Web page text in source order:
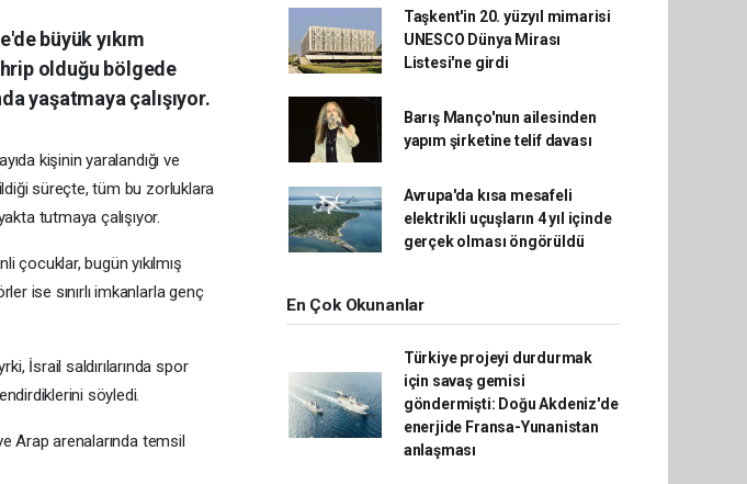
büyük yıkım
olduğu bölgede
yaşatmaya çalışıyor.
kişinin yaralandığı ve
süreçte, tüm bu zorluklara
tutmaya çalışıyor.
çocuklar, bugün yıkılmış
ise sınırlı imkanlarla genç
İsrail saldırılarında spor
söyledi.
Arap arenalarında temsil
Taşkent'in 20. yüzyıl mimarisi
UNESCO Dünya Mirası
Listesi'ne girdi
Barış Manço'nun ailesinden
yapım şirketine telif davası
Avrupa'da kısa mesafeli
elektrikli uçuşların 4 yıl içinde
gerçek olması öngörüldü
En Çok Okunanlar
Türkiye projeyi durdurmak
için savaş gemisi
göndermişti: Doğu Akdeniz'de
enerjide Fransa-Yunanistan
anlaşması